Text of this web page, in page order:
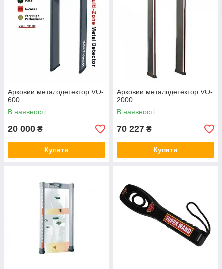
Арковий металодетектор VO-
600
В наявності
20 000 ₴
Купити
Арковий металодетектор VO-
2000
В наявності
70 227 ₴
Купити